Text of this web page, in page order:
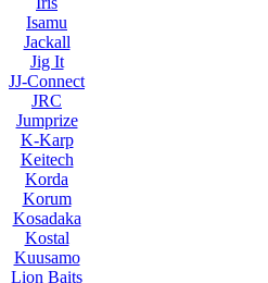
Isamu
Jackall
Jig It
JJ-Connect
JRC
Jumprize
K-Karp
Keitech
Korda
Korum
Kosadaka
Kostal
Kuusamo
Lion Baits